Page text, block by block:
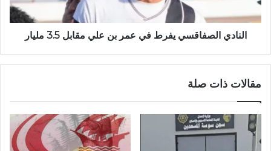
النادي الصفاقسي يفرط في عمر بن علي مقابل 3.5 مليار
مقالات ذات صلة